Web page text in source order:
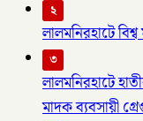
২
লালমনিরহাটে
৩
লালমনিরহাটে
মাদক ব্যবসায়ী